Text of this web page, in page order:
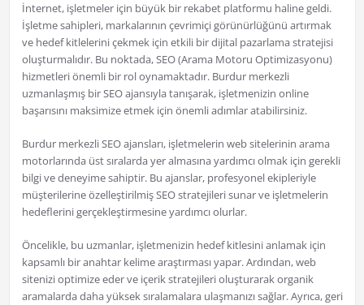
İnternet, işletmeler için büyük bir rekabet platformu haline geldi.
İşletme sahipleri, markalarının çevrimiçi görünürlüğünü artırmak
ve hedef kitlelerini çekmek için etkili bir dijital pazarlama stratejisi
oluşturmalıdır. Bu noktada, SEO (Arama Motoru Optimizasyonu)
hizmetleri önemli bir rol oynamaktadır. Burdur merkezli
uzmanlaşmış bir SEO ajansıyla tanışarak, işletmenizin online
başarısını maksimize etmek için önemli adımlar atabilirsiniz.
Burdur merkezli SEO ajansları, işletmelerin web sitelerinin arama
motorlarında üst sıralarda yer almasına yardımcı olmak için gerekli
bilgi ve deneyime sahiptir. Bu ajanslar, profesyonel ekipleriyle
müşterilerine özelleştirilmiş SEO stratejileri sunar ve işletmelerin
hedeflerini gerçekleştirmesine yardımcı olurlar.
Öncelikle, bu uzmanlar, işletmenizin hedef kitlesini anlamak için
kapsamlı bir anahtar kelime araştırması yapar. Ardından, web
sitenizi optimize eder ve içerik stratejileri oluşturarak organik
aramalarda daha yüksek sıralamalara ulaşmanızı sağlar. Ayrıca, geri